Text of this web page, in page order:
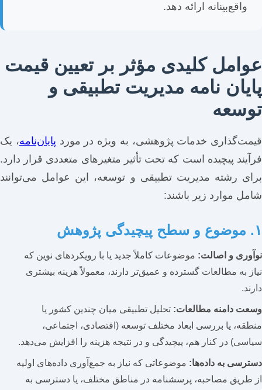
واقع‌بینانه ارائه دهد.
عوامل کلیدی مؤثر بر تعیین قیمت
پایان نامه مدیریت تطبیقی و
توسعه
قیمت‌گذاری خدمات پژوهشی، به ویژه در مورد پایان‌نامه، یک
فرآیند پیچیده است که تحت تأثیر متغیرهای متعددی قرار دارد.
برای رشته مدیریت تطبیقی و توسعه، این عوامل می‌توانند
شامل موارد زیر باشند:
۱. موضوع و سطح پیچیدگی پژوهش
نوآوری و اصالت: موضوعات کاملاً جدید یا با رویکردهای نوین که
نیاز به مطالعات گسترده و عمیق‌تر دارند، معمولاً هزینه بیشتری
دارند.
وسعت دامنه مطالعات: تحلیل تطبیقی میان چندین کشور یا
منطقه، یا بررسی ابعاد مختلف توسعه (اقتصادی، اجتماعی،
سیاسی) در کنار هم، پیچیدگی و در نتیجه هزینه را افزایش می‌دهد.
دسترسی به داده‌ها: موضوعاتی که نیاز به جمع‌آوری داده‌های اولیه
از طریق مصاحبه، پرسشنامه در مناطق مختلف، یا دسترسی به